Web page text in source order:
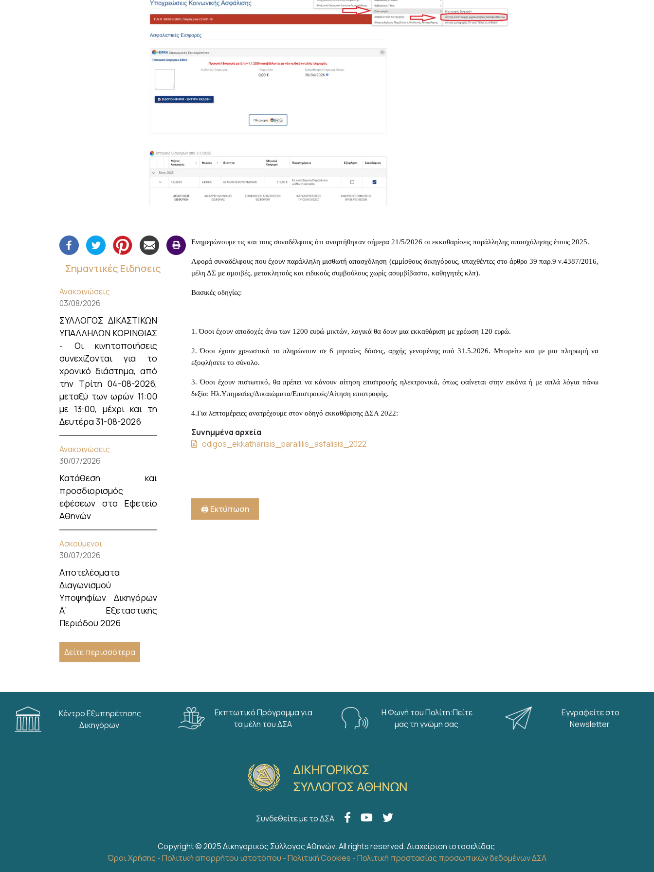
Σημαντικές Ειδήσεις
Ανακοινώσεις
03/08/2026
ΣΥΛΛΟΓΟΣ ΔΙΚΑΣΤΙΚΩΝ
ΥΠΑΛΛΗΛΩΝ ΚΟΡΙΝΘΙΑΣ
- Οι κινητοποιήσεις
συνεχίζονται για το
χρονικό διάστημα, από
την Τρίτη 04-08-2026,
μεταξύ των ωρών 11:00
με 13:00, μέχρι και τη
Δευτέρα 31-08-2026
Ανακοινώσεις
30/07/2026
Κατάθεση και
προσδιορισμός
εφέσεων στο Εφετείο
Αθηνών
Ασκούμενοι
30/07/2026
Αποτελέσματα
Διαγωνισμού
Υποψηφίων Δικηγόρων
Α’ Εξεταστικής
Περιόδου 2026
Δείτε περισσότερα
Ενημερώνουμε τις και τους συναδέλφους ότι αναρτήθηκαν σήμερα 21/5/2026 οι εκκαθαρίσεις παράλληλης απασχόλησης έτους 2025.
Αφορά συναδέλφους που έχουν παράλληλη μισθωτή απασχόληση (εμμίσθους δικηγόρους, υπαχθέντες στο άρθρο 39 παρ.9 ν.4387/2016,
μέλη ΔΣ με αμοιβές, μετακλητούς και ειδικούς συμβούλους χωρίς ασυμβίβαστο, καθηγητές κλπ).
Βασικές οδηγίες:
1. Όσοι έχουν αποδοχές άνω των 1200 ευρώ μικτών, λογικά θα δουν μια εκκαθάριση με χρέωση 120 ευρώ.
2. Όσοι έχουν χρεωστικό το πληρώνουν σε 6 μηνιαίες δόσεις, αρχής γενομένης από 31.5.2026. Μπορείτε και με μια πληρωμή να
εξοφλήσετε το σύνολο.
3. Όσοι έχουν πιστωτικό, θα πρέπει να κάνουν αίτηση επιστροφής ηλεκτρονικά, όπως φαίνεται στην εικόνα ή με απλά λόγια πάνω
δεξία: Ηλ.Υπηρεσίες/Δικαιώματα/Επιστροφές/Αίτηση επιστροφής.
4.Για λεπτομέρειες ανατρέχουμε στον οδηγό εκκαθάρισης ΔΣΑ 2022:
Συνημμένα αρχεία
odigos_ekkatharisis_parallilis_asfalisis_2022
🖨️ Εκτύπωση
Κέντρο Εξυπηρέτησης
Δικηγόρων
Εκπτωτικό Πρόγραμμα για
τα μέλη του ΔΣΑ
Η Φωνή του Πολίτη:Πείτε
μας τη γνώμη σας
Εγγραφείτε στο
Newsletter
Συνδεθείτε με το ΔΣΑ
Copyright © 2025 Δικηγορικός Σύλλογος Αθηνών. All rights reserved.Διαχείριση ιστοσελίδας
Όροι Χρήσης -Πολιτική απορρήτου ιστοτόπου -Πολιτική Cookies -Πολιτική προστασίας προσωπικών δεδομένων ΔΣΑ